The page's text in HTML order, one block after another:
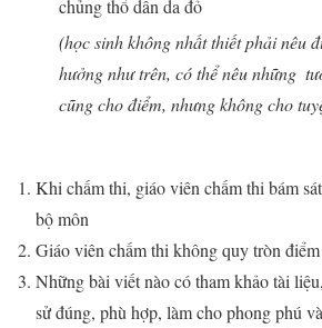
chủng thổ dân da đỏ
(học sinh không nhất thiết phải nêu
hưởng như trên, có thể nêu những
cũng cho điểm, nhưng không cho
Khi chấm thi, giáo viên chấm thi bám
bộ môn
Giáo viên chấm thi không quy tròn
Những bài viết nào có tham khảo tài
sử đúng, phù hợp, làm cho phong phú